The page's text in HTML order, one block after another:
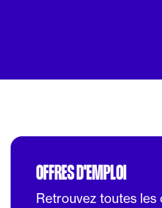
OFFRES D'EMPLOI
Retrouvez toutes les